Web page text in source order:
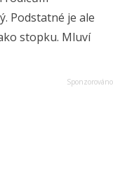
Podstatné je ale
stopku. Mluví